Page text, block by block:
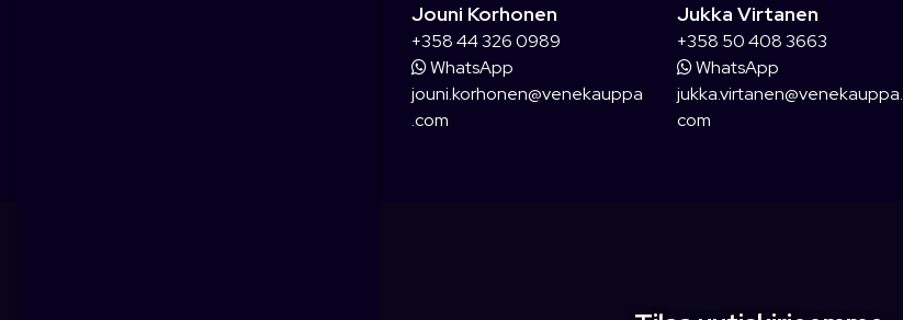
Jouni Korhonen
+358 44 326 0989
WhatsApp
jouni.korhonen@venekauppa
.com
Jukka Virtanen
+358 50 408 3663
WhatsApp
jukka.virtanen@venekauppa.
com